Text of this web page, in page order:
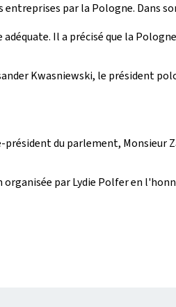
par la Pologne. Dans
Il a précisé que la
Kwasniewski, le président
président du parlement, Monsieur
par Lydie Polfer en